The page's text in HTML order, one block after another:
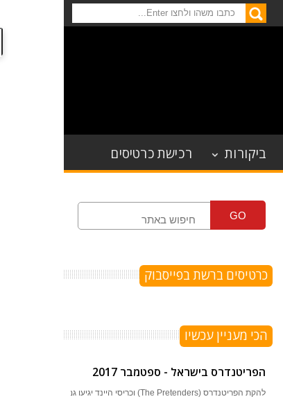
ביקורות רכישת כרטיסים
GO
כרטיסים ברשת בפייסבוק
הכי מעניין עכשיו
הפריטנדרס בישראל - ספטמבר 2017
להקת הפריטנדרס (The Pretenders) וכריסי היינד יגיעו גם